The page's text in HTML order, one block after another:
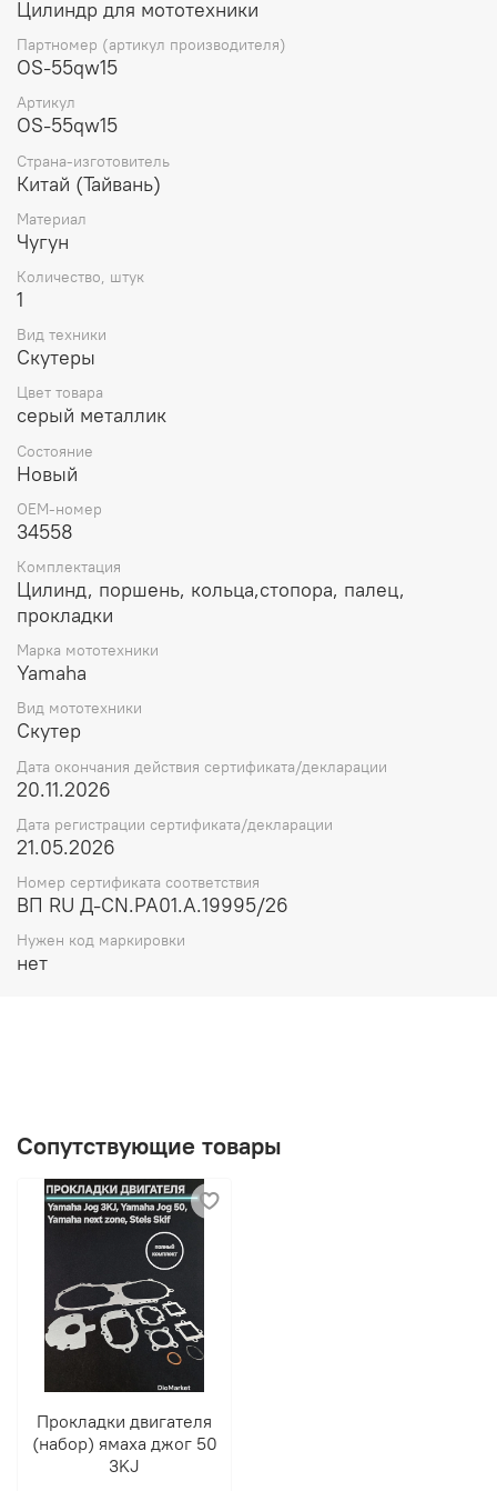
правильно подобранная цилиндро-поршневая группа
гарантирует длительный и бесперебойный
двигательный режим мотоцикла, а также максимальную
производительность и удобство при
эксплуатации.поршневая на скутер (цпг) ямаха джог
yamaha jog 3kj/5BM на 65 кубов (10й палец) Тайвань SEE
Цилиндр для мототехники
Партномер (артикул производителя)
OS-55qw15
Артикул
OS-55qw15
Страна-изготовитель
Китай (Тайвань)
Материал
Чугун
Количество, штук
1
Вид техники
Скутеры
Цвет товара
серый металлик
Состояние
Новый
OEM-номер
34558
Комплектация
Цилинд, поршень, кольца,стопора, палец,
прокладки
Марка мототехники
Yamaha
Вид мототехники
Скутер
Дата окончания действия сертификата/декларации
20.11.2026
Дата регистрации сертификата/декларации
21.05.2026
Номер сертификата соответствия
ВП RU Д-CN.РА01.А.19995/26
Нужен код маркировки
нет
Сопутствующие товары
Прокладки двигателя
(набор) ямаха джог 50
3KJ